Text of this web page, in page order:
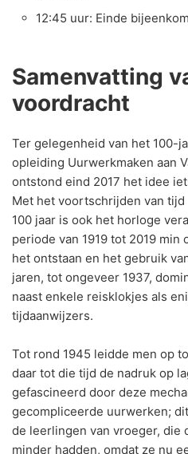
12:45 uur: Einde
Samenvatting
voordracht
Ter gelegenheid van het 100-
opleiding Uurwerkmaken aan
ontstond eind 2017 het idee
Met het voortschrijden van
100 jaar is ook het horloge
periode van 1919 tot 2019
het ontstaan en het gebruik
jaren, tot ongeveer 1937,
naast enkele reisklokjes als
tijdaanwijzers.
Tot rond 1945 leidde men op
daar tot die tijd de nadruk op
gefascineerd door deze
gecompliceerde uurwerken;
de leerlingen van vroeger, die
minder hadden, omdat ze nu